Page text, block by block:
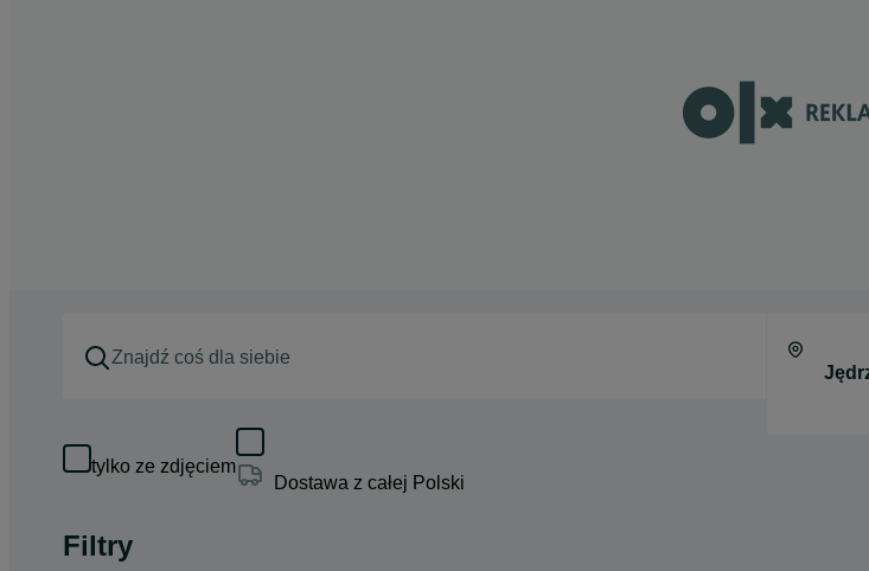
tylko ze zdjęciem
Dostawa z całej Polski
Filtry